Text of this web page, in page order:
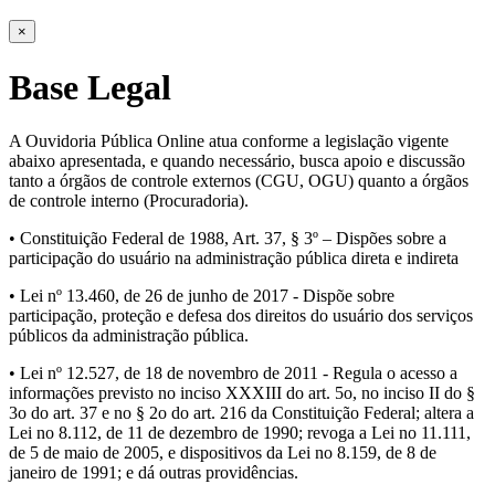
×
Base Legal
A Ouvidoria Pública Online atua conforme a legislação vigente
abaixo apresentada, e quando necessário, busca apoio e discussão
tanto a órgãos de controle externos (CGU, OGU) quanto a órgãos
de controle interno (Procuradoria).
• Constituição Federal de 1988, Art. 37, § 3º – Dispões sobre a
participação do usuário na administração pública direta e indireta
• Lei nº 13.460, de 26 de junho de 2017 - Dispõe sobre
participação, proteção e defesa dos direitos do usuário dos serviços
públicos da administração pública.
• Lei nº 12.527, de 18 de novembro de 2011 - Regula o acesso a
informações previsto no inciso XXXIII do art. 5o, no inciso II do §
3o do art. 37 e no § 2o do art. 216 da Constituição Federal; altera a
Lei no 8.112, de 11 de dezembro de 1990; revoga a Lei no 11.111,
de 5 de maio de 2005, e dispositivos da Lei no 8.159, de 8 de
janeiro de 1991; e dá outras providências.